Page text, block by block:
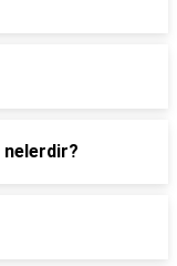
nelerdir?